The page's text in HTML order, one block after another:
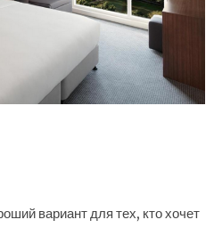
вариант для тех, кто хочет